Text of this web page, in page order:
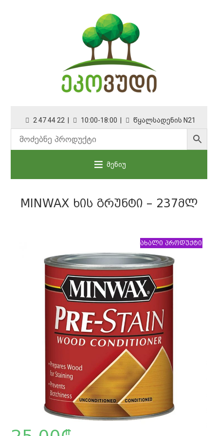
2 47 44 22 | 10:00-18:00 | წყალსადენის N21
მენიუ
MINWAX ᲮᲘᲡ ᲒᲠᲣᲜᲢᲘ – 237ᲛᲚ
ახალი პროდუქტი